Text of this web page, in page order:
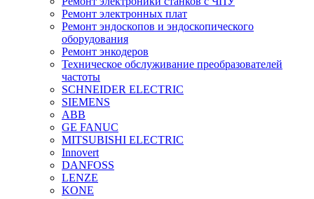
Ремонт электронных плат
Ремонт эндоскопов и эндоскопического
оборудования
Ремонт энкодеров
Техническое обслуживание преобразователей
частоты
SCHNEIDER ELECTRIC
SIEMENS
ABB
GE FANUC
MITSUBISHI ELECTRIC
Innovert
DANFOSS
LENZE
KONE